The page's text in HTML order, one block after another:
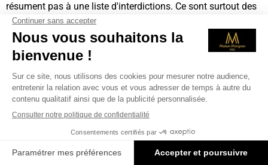
résument pas à une liste d'interdictions. Ce sont surtout des
heures où quelques gestes simples, bien compris, protègent
un travail délicat. Dormir en position semi-assise, ne pas
toucher la zone greffée, prendre les antalgiques prescrits,
anticiper l'œdème de descente, ne pas fumer : l'essentiel
tient en peu de choses, à condition de les appliquer avec
constance.
Le reste du parcours, croûtes, premier lavage, repousse, se
construit ensuite, étape par étape, avec un suivi médical. Si